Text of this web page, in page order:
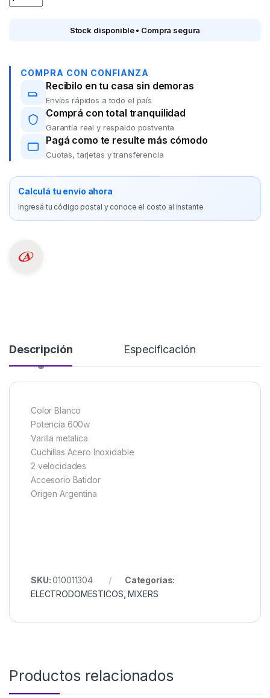
Stock disponible • Compra segura
COMPRA CON CONFIANZA
Recibilo en tu casa sin demoras
Envíos rápidos a todo el país
Comprá con total tranquilidad
Garantía real y respaldo postventa
Pagá como te resulte más cómodo
Cuotas, tarjetas y transferencia
Calculá tu envío ahora
Ingresá tu código postal y conoce el costo al instante
Descripción Especificación
Color Blanco
Potencia 600w
Varilla metalica
Cuchillas Acero Inoxidable
2 velocidades
Accesorio Batidor
Origen Argentina
SKU:010011304
Categorías:
ELECTRODOMESTICOS ,MIXERS
Productos relacionados